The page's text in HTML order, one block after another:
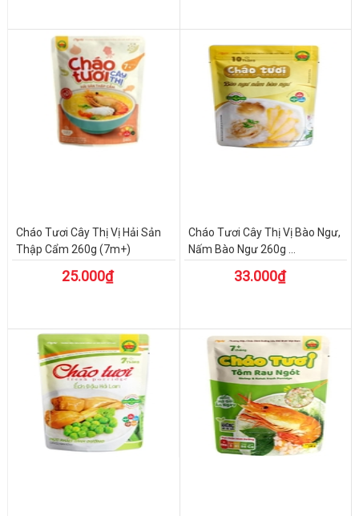
Cháo Tươi Cây Thị Vị Hải Sản
Thập Cẩm 260g (7m+)
25.000₫
Cháo Tươi Cây Thị Vị Bào Ngư,
Nấm Bào Ngư 260g ...
33.000₫